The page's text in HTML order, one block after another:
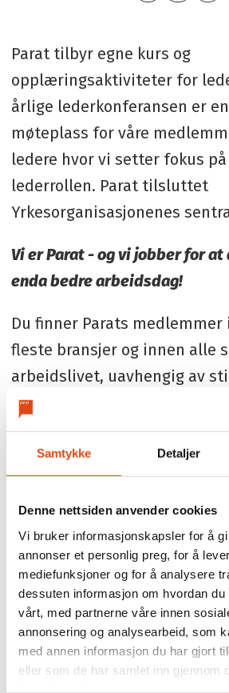
Samtykke Detaljer
Denne nettsiden anvender cookies
Vi bruker informasjonskapsler for å
annonser et personlig preg, for å
mediefunksjoner og for å analysere
dessuten informasjon om hvordan
vårt, med partnerne våre innen
annonsering og analysearbeid, som
med annen informasjon du har gjort
eller som de har samlet inn gjennom
Parat tilbyr egne kurs og
opplæringsaktiviteter for
årlige lederkonferansen er
møteplass for våre
ledere hvor vi setter fokus
lederrollen. Parat tilsluttet
Yrkesorganisasjonenes
Vi er Parat - og vi jobber for at
enda bedre arbeidsdag!
Du finner Parats
fleste bransjer og innen alle
arbeidslivet, uavhengig av
eller fagområde. Om lag
medlemmer jobber innenfor
bl.a. luftfart, farmasi og
dessuten det forbundet
flest medlemmer i staten
statsansatte medlemmer.
medlemsgrupper innenfor
NAV, politiet, forsvaret,
domstol og innenfor
høgskolesektoren.
Parat organiserer et stort